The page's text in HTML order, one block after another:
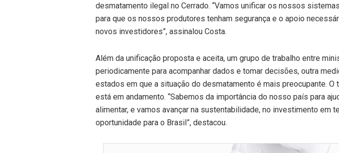
desmatamento ilegal no Cerrado. “Vamos unificar os nossos
para que os nossos produtores tenham segurança e o apoio
novos investidores”, assinalou Costa.
Além da unificação proposta e aceita, um grupo de trabalho entre
periodicamente para acompanhar dados e tomar decisões, outra
estados em que a situação do desmatamento é mais preocupante.
está em andamento. “Sabemos da importância do nosso país para
alimentar, e vamos avançar na sustentabilidade, no investimento em
oportunidade para o Brasil”, destacou.